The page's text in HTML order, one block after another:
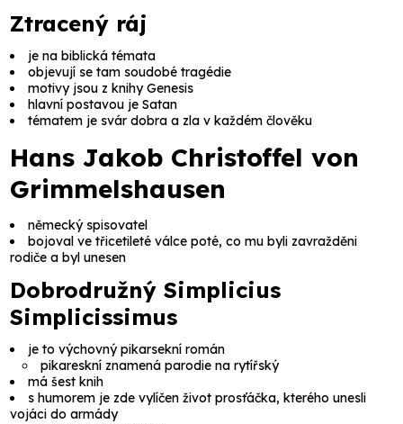
Ztracený ráj
je na biblická témata
objevují se tam soudobé tragédie
motivy jsou z knihy Genesis
hlavní postavou jeSatan
tématem je svár dobra a zla v každém člověku
Hans Jakob Christoffel von
Grimmelshausen
německý spisovatel
bojoval ve třicetileté válce poté, co mu byli zavražděni
rodiče a byl unesen
Dobrodružný Simplicius
Simplicissimus
je to výchovný pikarsekní román
pikareskní znamená parodie na rytířský
má šest knih
s humorem je zde vylíčen život prosťáčka, kterého unesli
vojáci do armády